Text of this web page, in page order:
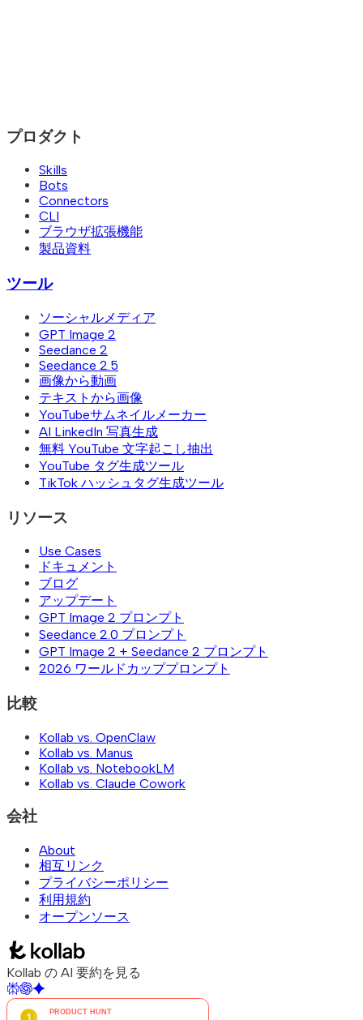
プロダクト
Skills
Bots
Connectors
CLI
ブラウザ拡張機能
製品資料
ツール
ソーシャルメディア
GPT Image 2
Seedance 2
Seedance 2.5
画像から動画
テキストから画像
YouTubeサムネイルメーカー
AI LinkedIn 写真生成
無料 YouTube 文字起こし抽出
YouTube タグ生成ツール
TikTok ハッシュタグ生成ツール
リソース
Use Cases
ドキュメント
ブログ
アップデート
GPT Image 2 プロンプト
Seedance 2.0 プロンプト
GPT Image 2 + Seedance 2 プロンプト
2026 ワールドカッププロンプト
比較
Kollab vs. OpenClaw
Kollab vs. Manus
Kollab vs. NotebookLM
Kollab vs. Claude Cowork
会社
About
相互リンク
プライバシーポリシー
利用規約
オープンソース
Kollab の AI 要約を見る